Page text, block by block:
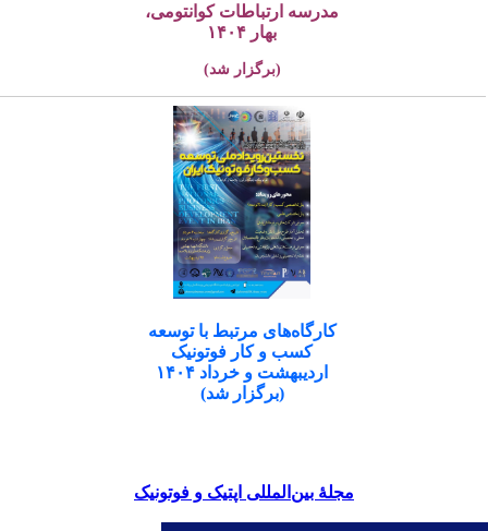
مدرسه ارتباطات کوانتومی،
بهار ۱۴۰۴
(برگزار شد)
کارگاه‌های مرتبط با توسعه
کسب و کار فوتونیک
اردیبهشت و خرداد ۱۴۰۴
(برگزار شد)
مجلۀ بین‌المللی اپتیک و فوتونیک